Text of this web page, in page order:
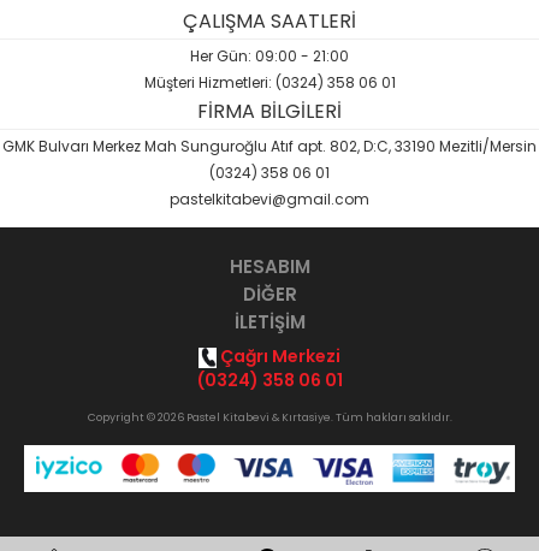
ÇALIŞMA SAATLERİ
Her Gün: 09:00 - 21:00
Müşteri Hizmetleri: (0324) 358 06 01
FİRMA BİLGİLERİ
GMK Bulvarı Merkez Mah Sunguroğlu Atıf apt. 802, D:C, 33190 Mezitli/Mersin
(0324) 358 06 01
pastelkitabevi@gmail.com
HESABIM
DİĞER
İLETİŞİM
Çağrı Merkezi
(0324) 358 06 01
Copyright © 2026 Pastel Kitabevi & Kırtasiye. Tüm hakları saklıdır.
B2B Yazılımı ile hazırlanmıştır.